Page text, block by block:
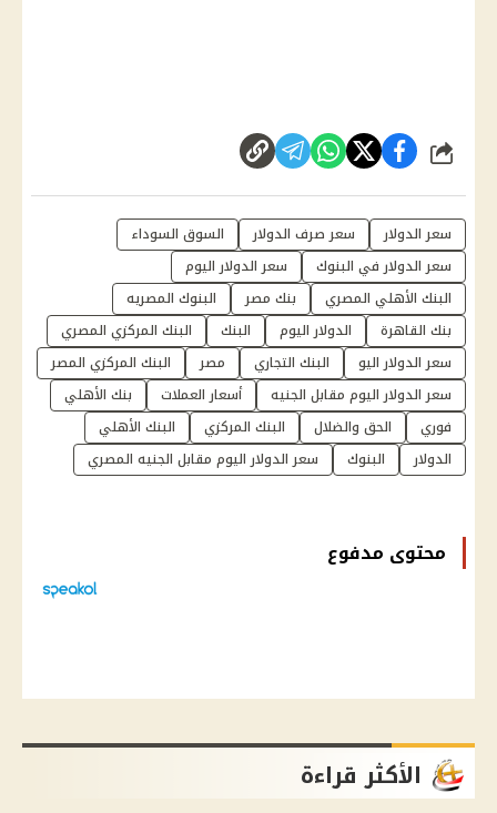
شارك
سعر الدولار سعر صرف الدولار
السوق السوداء
سعر الدولار في البنوك
سعر الدولار اليوم
البنك الأهلي المصري
بنك مصر
البنوك المصريه
بنك القاهرة
الدولار اليوم البنك
البنك المركزي المصري
سعر الدولار اليو
البنك التجاري مصر
البنك المركزي المصر
سعر الدولار اليوم مقابل الجنيه
أسعار العملات
بنك الأهلي
فوري
الحق والضلال البنك المركزي
البنك الأهلي
الدولار
البنوك سعر الدولار اليوم مقابل الجنيه المصري
محتوى مدفوع
الأكثر قراءة